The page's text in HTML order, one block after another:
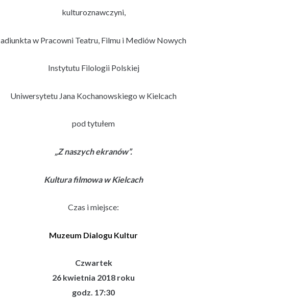
kulturoznawczyni,
adiunkta w Pracowni Teatru, Filmu i Mediów Nowych
Instytutu Filologii Polskiej
Uniwersytetu Jana Kochanowskiego w Kielcach
pod tytułem
„Z naszych ekranów”.
Kultura filmowa w Kielcach
Czas i miejsce:
Muzeum Dialogu Kultur
Czwartek
26 kwietnia 2018 roku
godz. 17:30